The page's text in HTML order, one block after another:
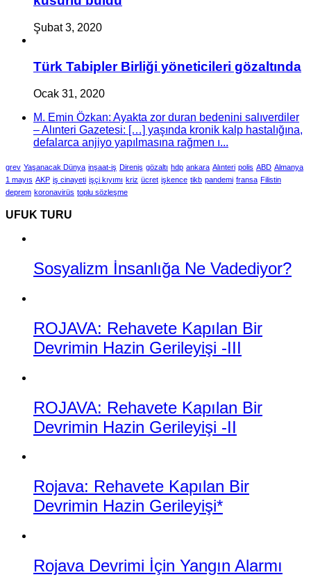
Şubat 3, 2020
Türk Tabipler Birliği yöneticileri gözaltında
Ocak 31, 2020
M. Emin Özkan: Ayakta zor duran bedenini salıverdiler
– Alınteri Gazetesi: […] yaşında kronik kalp hastalığına,
defalarca anjiyo yapılmasına rağmen ı...
grev Yaşanacak Dünya inşaat-iş Direniş gözaltı hdp ankara Alınteri polis ABD Almanya
1 mayıs AKP iş cinayeti işçi kıyımı kriz ücret işkence tikb pandemi fransa Filistin
deprem koronavirüs toplu sözleşme
UFUK TURU
Sosyalizm İnsanlığa Ne Vadediyor?
ROJAVA: Rehavete Kapılan Bir
Devrimin Hazin Gerileyişi -III
ROJAVA: Rehavete Kapılan Bir
Devrimin Hazin Gerileyişi -II
Rojava: Rehavete Kapılan Bir
Devrimin Hazin Gerileyişi*
Rojava Devrimi İçin Yangın Alarmı